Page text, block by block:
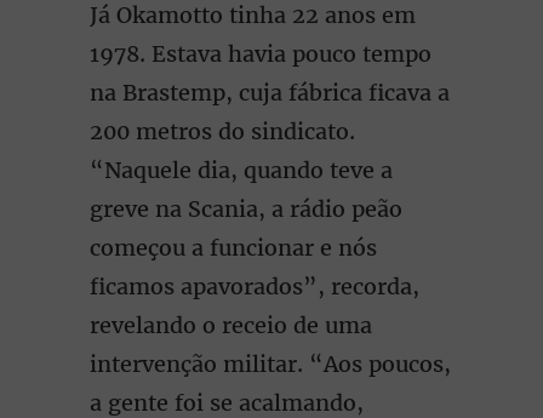
Já Okamotto tinha 22 anos em
1978. Estava havia pouco tempo
na Brastemp, cuja fábrica ficava a
200 metros do sindicato.
“Naquele dia, quando teve a
greve na Scania, a rádio peão
começou a funcionar e nós
ficamos apavorados”, recorda,
revelando o receio de uma
intervenção militar. “Aos poucos,
a gente foi se acalmando,